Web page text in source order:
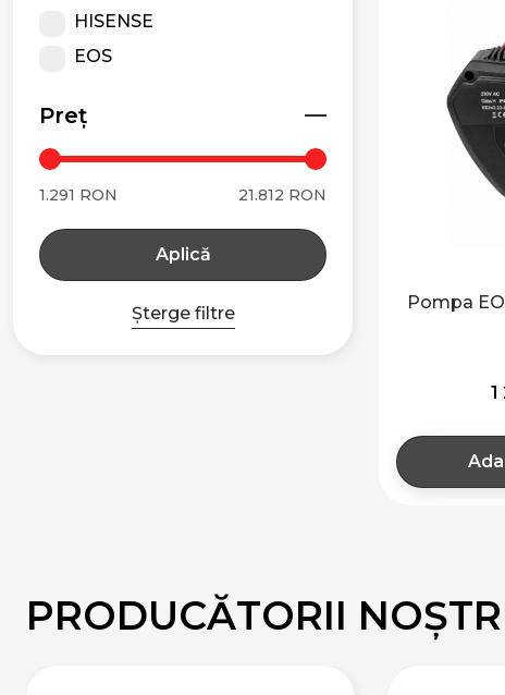
HISENSE
EOS
Preț
1.291 RON 21.812 RON
Aplică
Șterge filtre
Pompa
1
PRODUCĂTORII